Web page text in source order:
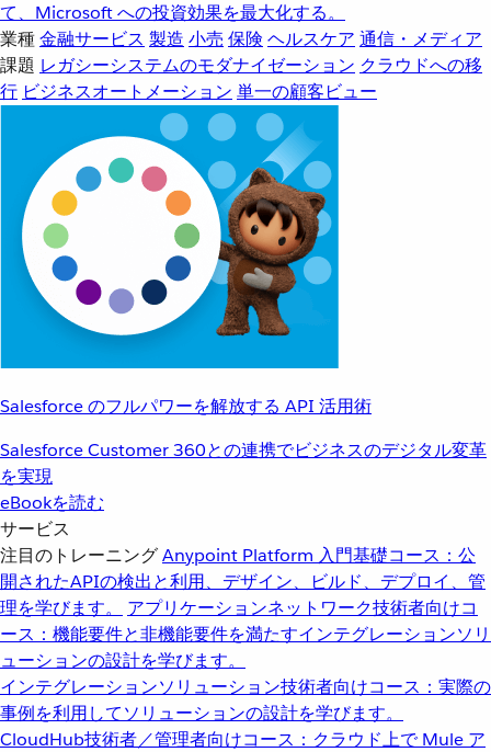
て、Microsoft への投資効果を最大化する。
業種金融サービス 製造 小売 保険 ヘルスケア 通信・メディア
課題 レガシーシステムのモダナイゼーション クラウドへの移
行 ビジネスオートメーション 単一の顧客ビュー
Salesforce のフルパワーを解放する API 活用術
Salesforce Customer 360との連携でビジネスのデジタル変革
を実現
eBookを読む
サービス
注目のトレーニングAnypoint Platform 入門基礎コース：公
開されたAPIの検出と利用、デザイン、ビルド、デプロイ、管
理を学びます。
アプリケーションネットワーク技術者向けコ
ース：機能要件と非機能要件を満たすインテグレーションソリ
ューションの設計を学びます。
インテグレーションソリューション技術者向けコース：実際の
事例を利用してソリューションの設計を学びます。
CloudHub技術者／管理者向けコース：クラウド上で Mule ア